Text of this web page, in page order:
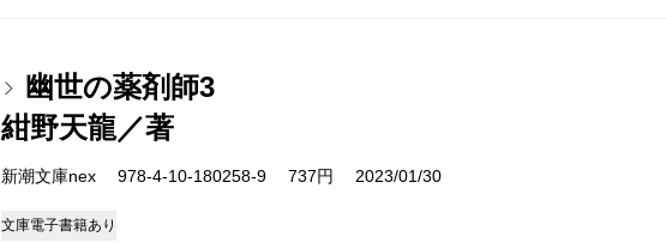
幽世の薬剤師3
紺野天龍／著
新潮文庫nex 978-4-10-180258-9 737円 2023/01/30
文庫電子書籍あり